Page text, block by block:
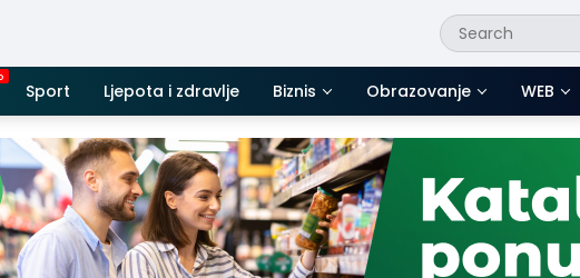
Sport Ljepota i zdravlje Biznis Obrazovanje WEB